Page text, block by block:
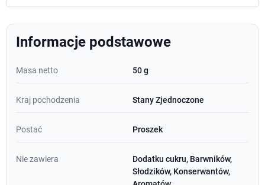
Informacje podstawowe
Masa netto 50 g
Kraj pochodzenia Stany Zjednoczone
Postać Proszek
Nie zawiera
Dodatku cukru, Barwników,
Słodzików, Konserwantów,